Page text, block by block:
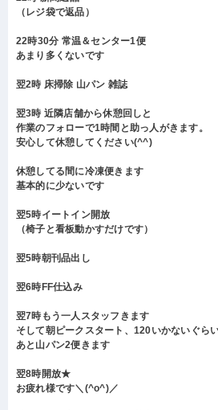
（レジ袋で返品）
22時30分 常温＆センター1便
あまり多くないです
翌2時 床掃除 山パン 雑誌
翌3時 近隣店舗から休憩回しと
作業のフォローで1時間と助っ人がきます。
安心して休憩してください(^^)
休憩してる間に冷凍便きます
基本的に少ないです
翌5時イートイン開放
（椅子と看板動かすだけです）
翌5時朝刊品出し
翌6時FF仕込み
翌7時もう一人スタッフきます
そして朝ピークスタート、120いかないぐら
あと山パン2便きます
翌8時開放★
お疲れ様です＼(^o^)／